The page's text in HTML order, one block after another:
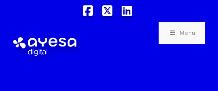
Facebook
X LinkedIn
Menu